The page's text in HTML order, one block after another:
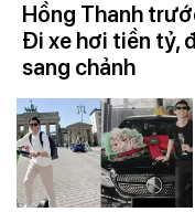
Hồng Thanh
Đi xe hơi tiền tỷ,
sang chảnh